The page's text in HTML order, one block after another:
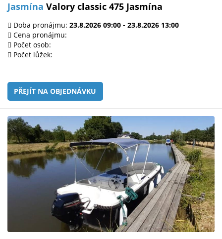
Jasmína Valory classic 475 Jasmína
Doba pronájmu: 23.8.2026 09:00 - 23.8.2026 13:00
Cena pronájmu:
Počet osob:
Počet lůžek:
PŘEJÍT NA OBJEDNÁVKU